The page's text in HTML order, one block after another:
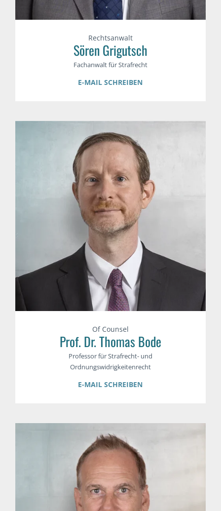
Rechtsanwalt
Sören Grigutsch
Fachanwalt für Strafrecht
E-MAIL SCHREIBEN
Of Counsel
Prof. Dr. Thomas Bode
Professor für Strafrecht- und
Ordnungswidrigkeitenrecht
E-MAIL SCHREIBEN